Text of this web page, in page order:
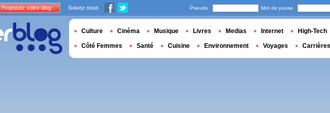
Proposez votre blog Suivez nous Pseudo Mot de passe
Culture Cinéma Musique Livres Medias Internet High-Tech
Côté Femmes Santé Cuisine Environnement Voyages Carrières